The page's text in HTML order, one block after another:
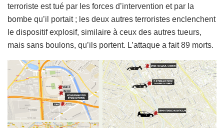
terroriste est tué par les forces d’intervention et par la
bombe qu’il portait ; les deux autres terroristes enclenchent
le dispositif explosif, similaire à ceux des autres tueurs,
mais sans boulons, qu’ils portent. L’attaque a fait 89 morts.